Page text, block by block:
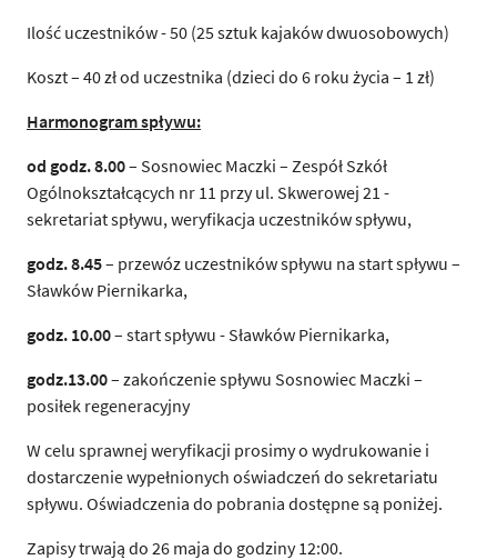
Ilość uczestników - 50 (25 sztuk kajaków dwuosobowych)
Koszt – 40 zł od uczestnika (dzieci do 6 roku życia – 1 zł)
Harmonogram spływu:
od godz. 8.00– Sosnowiec Maczki – Zespół Szkół
Ogólnokształcących nr 11 przy ul. Skwerowej 21 -
sekretariat spływu, weryfikacja uczestników spływu,
godz. 8.45– przewóz uczestników spływu na start spływu –
Sławków Piernikarka,
godz. 10.00– start spływu - Sławków Piernikarka,
godz.13.00– zakończenie spływu Sosnowiec Maczki –
posiłek regeneracyjny
W celu sprawnej weryfikacji prosimy o wydrukowanie i
dostarczenie wypełnionych oświadczeń do sekretariatu
spływu. Oświadczenia do pobrania dostępne są poniżej.
Zapisy trwają do 26 maja do godziny 12:00.